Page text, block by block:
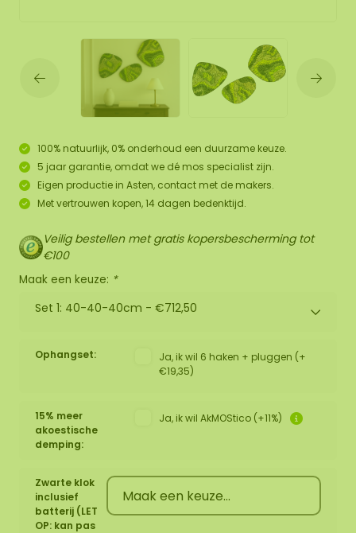
100% natuurlijk, 0% onderhoud een duurzame keuze.
5 jaar garantie, omdat we dé mos specialist zijn.
Eigen productie in Asten, contact met de makers.
Met vertrouwen kopen, 14 dagen bedenktijd.
Veilig bestellen met gratis kopersbescherming tot
€100
Maak een keuze: *
Set 1: 40-40-40cm - €712,50
Ophangset:
Ja, ik wil 6 haken + pluggen (+
€19,35)
15% meer
akoestische
demping:
Ja, ik wil AkMOStico (+11%)
Zwarte klok
inclusief
batterij (LET
OP: kan pas